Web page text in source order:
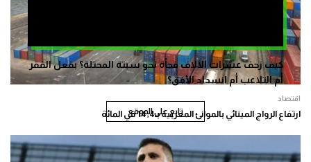
كيف زحف عشرات الالاف فجأة نحو سبتة المحتلة؟ بفعل الفقر
أم التلاعب أم انسداد الأفق؟
تابع على الموقع
اقتصاد
ارتفاع الرواج المينائي بالموانئ المغربية بـ14,4 في المائة